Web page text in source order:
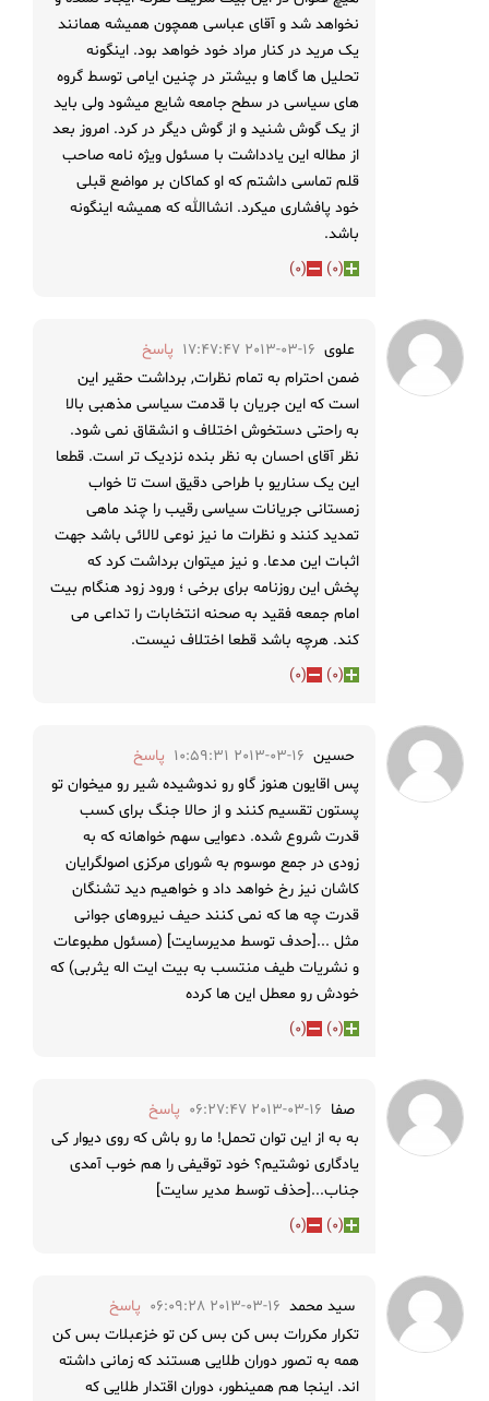
نخواهد شد و آقای عباسی همچون همیشه همانند
یک مرید در کنار مراد خود خواهد بود. اینگونه
تحلیل ها گاها و بیشتر در چنین ایامی توسط گروه
های سیاسی در سطح جامعه شایع میشود ولی باید
از یک گوش شنید و از گوش دیگر در کرد. امروز بعد
از مطاله این یادداشت با مسئول ویژه نامه صاحب
قلم تماسی داشتم که او کماکان بر مواضع قبلی
خود پافشاری میکرد. انشاالله که همیشه اینگونه
باشد.
(
0
)
(
0
)
علوی 2013-03-16 17:47:47
پاسخ
ضمن احترام به تمام نظرات, برداشت حقیر این
است که این جریان با قدمت سیاسی مذهبی بالا
به راحتی دستخوش اختلاف و انشقاق نمی شود.
نظر آقای احسان به نظر بنده نزدیک تر است. قطعا
این یک سناریو با طراحی دقیق است تا خواب
زمستانی جریانات سیاسی رقیب را چند ماهی
تمدید کنند و نظرات ما نیز نوعی لالائی باشد جهت
اثبات این مدعا. و نیز میتوان برداشت کرد که
پخش این روزنامه برای برخی ؛ ورود زود هنگام بیت
امام جمعه فقید به صحنه انتخابات را تداعی می
کند. هرچه باشد قطعا اختلاف نیست.
(
0
)
(
0
)
حسین 2013-03-16 10:59:31
پاسخ
پس اقایون هنوز گاو رو ندوشیده شیر رو میخوان تو
پستون تقسیم کنند و از حالا جنگ برای کسب
قدرت شروع شده. دعوایی سهم خواهانه که به
زودی در جمع موسوم به شورای مرکزی اصولگرایان
کاشان نیز رخ خواهد داد و خواهیم دید تشنگان
قدرت چه ها که نمی کنند حیف نیروهای جوانی
مثل ...[حدف توسط مدیرسایت] (مسئول مطبوعات
و نشریات طیف منتسب به بیت ایت اله یثربی) که
خودش رو معطل این ها کرده
(
0
)
(
0
)
صفا 2013-03-16 06:27:47
پاسخ
به به از این توان تحمل! ما رو باش که روی دیوار کی
یادگاری نوشتیم؟ خود توقیفی را هم خوب آمدی
جناب...[حذف توسط مدیر سایت]
(
0
)
(
0
)
سید محمد 2013-03-16 06:09:28
پاسخ
تکرار مکررات بس کن بس کن تو خزعبلات بس کن
همه به تصور دوران طلایی هستند که زمانی داشته
اند. اینجا هم همینطور، دوران اقتدار طلایی که